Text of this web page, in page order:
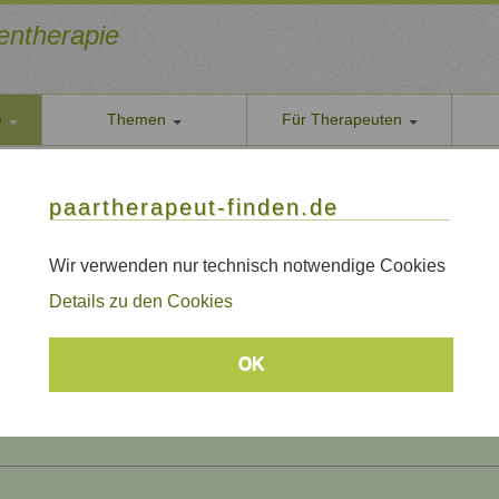
paartherapeut-finden.de
Wir verwenden nur technisch notwendige Cookies
Details zu den Cookies
OK
Themen Für Therapeuten
Themen Qualität
/ Paarberatung / Familientherapie finden
finden